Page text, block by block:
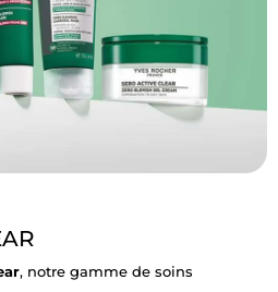
, notre gamme de soins